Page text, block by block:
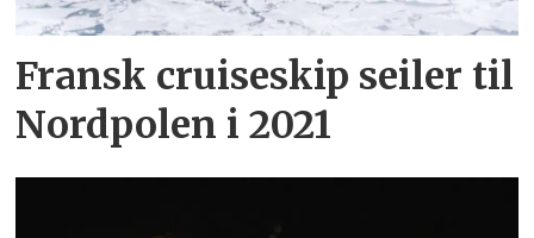
Fransk cruiseskip seiler til
Nordpolen i 2021